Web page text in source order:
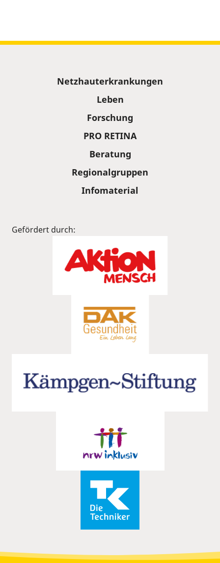
Netzhauterkrankungen
Leben
Forschung
PRO RETINA
Beratung
Regionalgruppen
Infomaterial
Gefördert durch: